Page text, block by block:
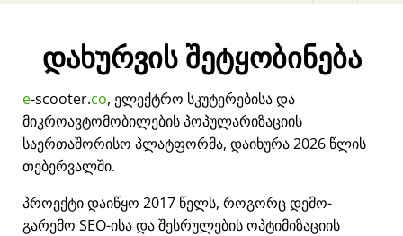
დახურვის შეტყობინება
e-scooter.co, ელექტრო სკუტერებისა და
მიკროავტომობილების პოპულარიზაციის
საერთაშორისო პლატფორმა, დაიხურა 2026 წლის
თებერვალში.
პროექტი დაიწყო 2017 წელს, როგორც დემო-
გარემო SEO-ისა და შესრულების ოპტიმიზაციის